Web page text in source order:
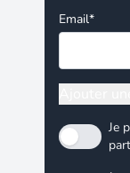
Email*
Je